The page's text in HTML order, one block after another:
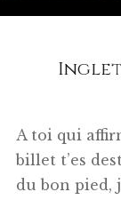
A toi qui
billet t’es
du bon pied,